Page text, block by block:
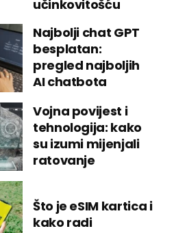
učinkovitošću
Najbolji chat GPT
besplatan:
pregled najboljih
AI chatbota
Vojna povijest i
tehnologija: kako
su izumi mijenjali
ratovanje
Što je eSIM kartica i
kako radi